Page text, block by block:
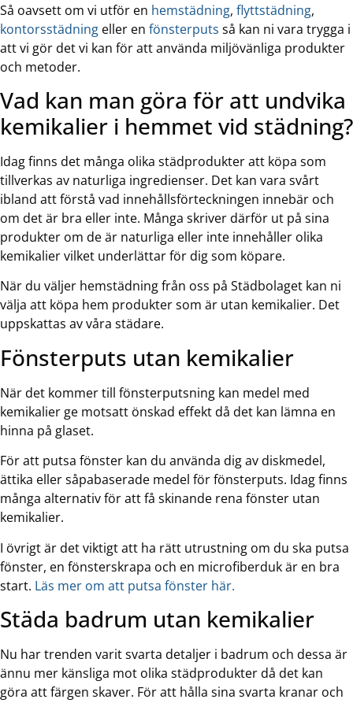
Så oavsett om vi utför en hemstädning, flyttstädning,
kontorsstädning eller en fönsterputs så kan ni vara trygga i
att vi gör det vi kan för att använda miljövänliga produkter
och metoder.
Vad kan man göra för att undvika
kemikalier i hemmet vid städning?
Idag finns det många olika städprodukter att köpa som
tillverkas av naturliga ingredienser. Det kan vara svårt
ibland att förstå vad innehållsförteckningen innebär och
om det är bra eller inte. Många skriver därför ut på sina
produkter om de är naturliga eller inte innehåller olika
kemikalier vilket underlättar för dig som köpare.
När du väljer hemstädning från oss på Städbolaget kan ni
välja att köpa hem produkter som är utan kemikalier. Det
uppskattas av våra städare.
Fönsterputs utan kemikalier
När det kommer till fönsterputsning kan medel med
kemikalier ge motsatt önskad effekt då det kan lämna en
hinna på glaset.
För att putsa fönster kan du använda dig av diskmedel,
ättika eller såpabaserade medel för fönsterputs. Idag finns
många alternativ för att få skinande rena fönster utan
kemikalier.
I övrigt är det viktigt att ha rätt utrustning om du ska putsa
fönster, en fönsterskrapa och en microfiberduk är en bra
start. Läs mer om att putsa fönster här.
Städa badrum utan kemikalier
Nu har trenden varit svarta detaljer i badrum och dessa är
ännu mer känsliga mot olika städprodukter då det kan
göra att färgen skaver. För att hålla sina svarta kranar och